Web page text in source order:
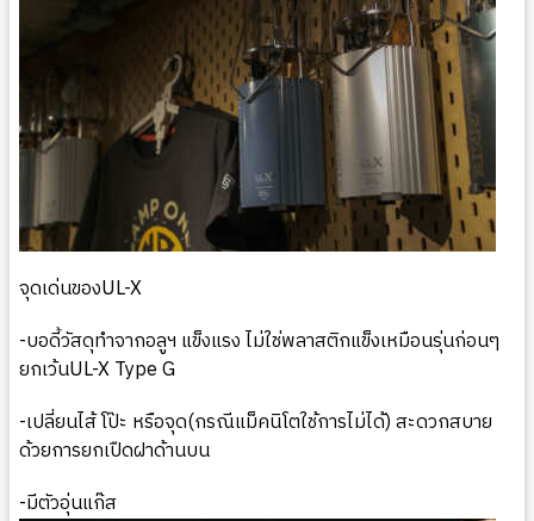
จุดเด่นของUL-X
-บอดี้วัสดุทำจากอลูฯ แข็งแรง ไม่ใช่พลาสติกแข็งเหมือนรุ่นก่อนๆ
ยกเว้นUL-X Type G
-เปลี่ยนไส้ โป๊ะ หรือจุด(กรณีแม็คนิโตใช้การไม่ได้) สะดวกสบาย
ด้วยการยกเปืดฝาด้านบน
-มีตัวอุ่นแก๊ส